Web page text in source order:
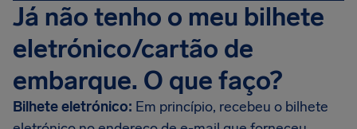
Já não tenho o meu bilhete
eletrónico/cartão de
embarque. O que faço?
Bilhete eletrónico: Em princípio, recebeu o bilhete